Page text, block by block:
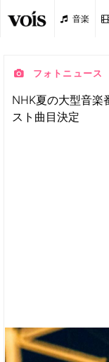
音楽
フォトニュース
NHK夏の大型音楽
スト曲目決定